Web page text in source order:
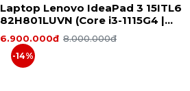
Laptop Lenovo IdeaPad 3 15ITL6
82H801LUVN (Core i3-1115G4 |
8GB | 256GB | Intel UHD Graphics
| 15.6 inch FHD )
6.900.000đ 8.000.000đ
-14%